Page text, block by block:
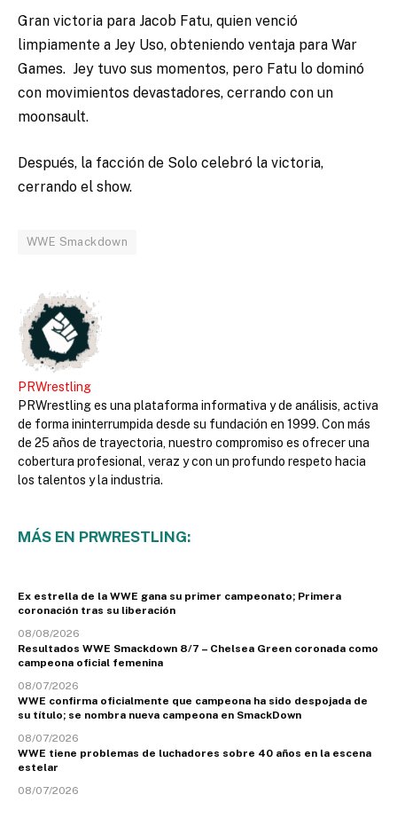
Gran victoria para Jacob Fatu, quien venció
limpiamente a Jey Uso, obteniendo ventaja para War
Games. Jey tuvo sus momentos, pero Fatu lo dominó
con movimientos devastadores, cerrando con un
moonsault.
Después, la facción de Solo celebró la victoria,
cerrando el show.
WWE Smackdown
PRWrestling
PRWrestling es una plataforma informativa y de análisis, activa
de forma ininterrumpida desde su fundación en 1999. Con más
de 25 años de trayectoria, nuestro compromiso es ofrecer una
cobertura profesional, veraz y con un profundo respeto hacia
los talentos y la industria.
MÁS EN PRWRESTLING:
Ex estrella de la WWE gana su primer campeonato; Primera
coronación tras su liberación
08/08/2026
Resultados WWE Smackdown 8/7 – Chelsea Green coronada como
campeona oficial femenina
08/07/2026
WWE confirma oficialmente que campeona ha sido despojada de
su título; se nombra nueva campeona en SmackDown
08/07/2026
WWE tiene problemas de luchadores sobre 40 años en la escena
estelar
08/07/2026